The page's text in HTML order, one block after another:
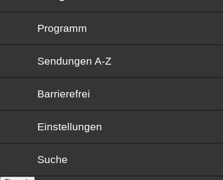
Programm
Sendungen von A bis Z
Sendungen A-Z
Barrierefrei
Barrierefrei
Einstellungen
Suche